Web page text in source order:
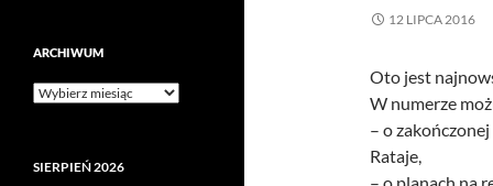
12 LIPCA 2016
Oto jest
W numerze
– o
Rataje,
ARCHIWUM
Archiwum
SIERPIEŃ 2026